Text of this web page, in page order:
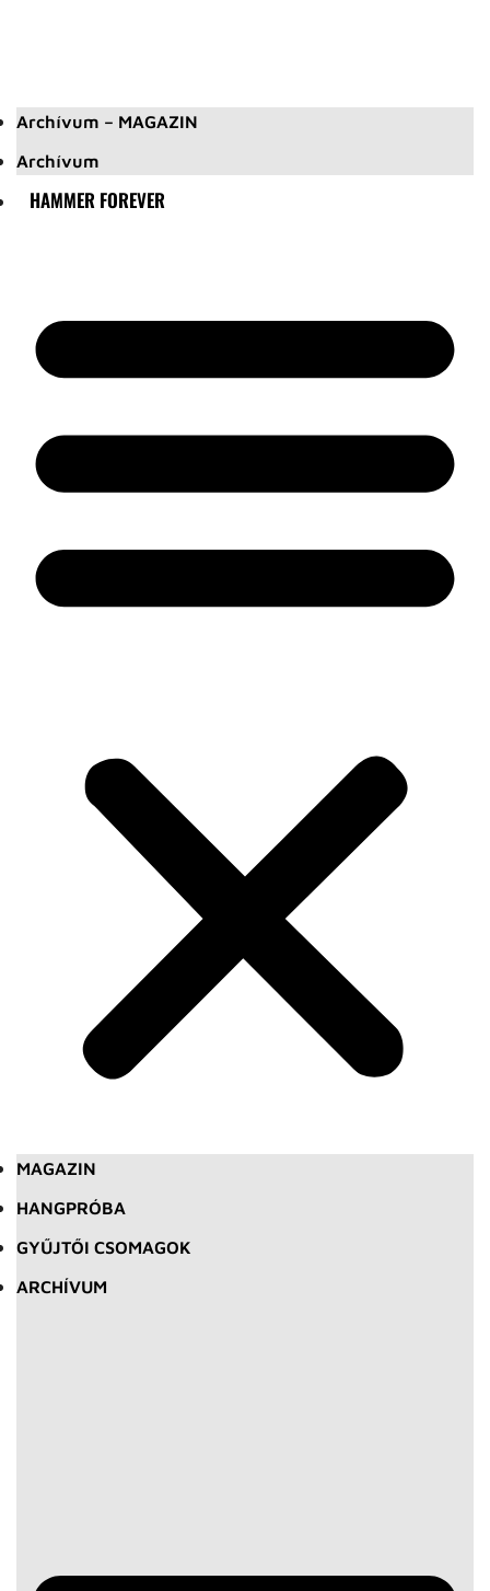
Archívum – MAGAZIN
Archívum
HAMMER FOREVER
MAGAZIN
HANGPRÓBA
GYŰJTŐI CSOMAGOK
ARCHÍVUM